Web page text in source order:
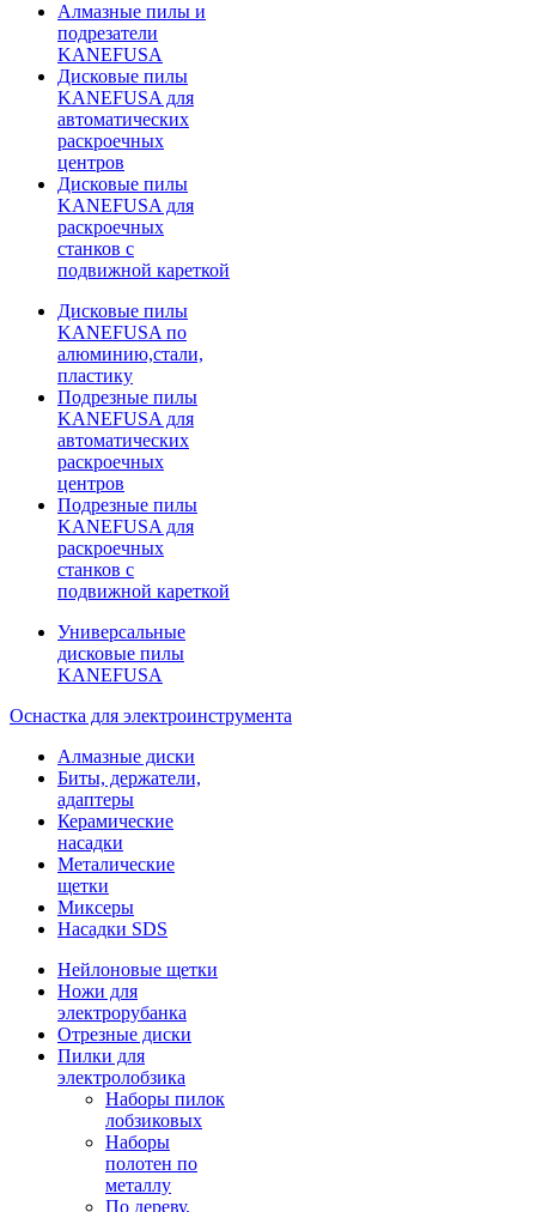
Алмазные пилы и
подрезатели
KANEFUSA
Дисковые пилы
KANEFUSA для
автоматических
раскроечных
центров
Дисковые пилы
KANEFUSA для
раскроечных
станков с
подвижной кареткой
Дисковые пилы
KANEFUSA по
алюминию,стали,
пластику
Подрезные пилы
KANEFUSA для
автоматических
раскроечных
центров
Подрезные пилы
KANEFUSA для
раскроечных
станков с
подвижной кареткой
Универсальные
дисковые пилы
KANEFUSA
Оснастка для электроинструмента
Алмазные диски
Биты, держатели,
адаптеры
Керамические
насадки
Металические
щетки
Миксеры
Насадки SDS
Нейлоновые щетки
Ножи для
электрорубанка
Отрезные диски
Пилки для
электролобзика
Наборы пилок
лобзиковых
Наборы
полотен по
металлу
По дереву,